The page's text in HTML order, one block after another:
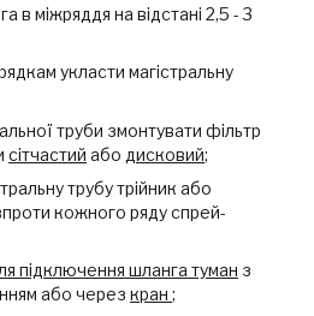
в міжряддя на відстані 2,5 - 3
укласти магістральну
труби змонтувати фільтр
сітчастий або дисковий;
трубу трійник або
кожного ряду спрей-
підключення шланга туман з
або через кран ;